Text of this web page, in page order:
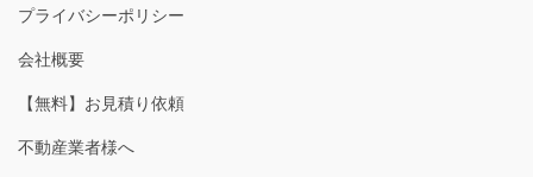
プライバシーポリシー
会社概要
【無料】お見積り依頼
不動産業者様へ